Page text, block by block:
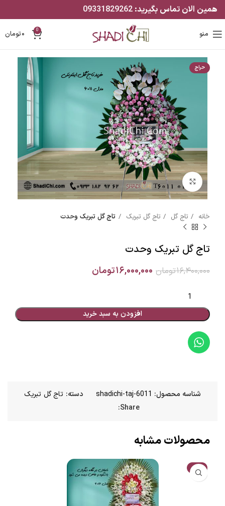
همین الان تماس بگیرید:
منو 0 ۰تومان
حراج
بزرگنمایی تصویر
خانه تاج گل تاج گل تبریک تاج گل تبریک وحدت
تاج گل تبریک وحدت
۱۶,۴۰۰,۰۰۰تومان ۱۶,۰۰۰,۰۰۰تومان
افزودن به سبد خرید
شناسه محصول: shadichi-taj-6011 دسته: تاج گل تبریک
Share:
محصولات مشابه
حراج